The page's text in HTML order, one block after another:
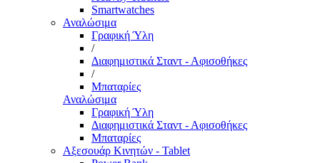
Smartwatches
Αναλώσιμα
Γραφική Ύλη
/
Διαφημιστικά Σταντ - Αφισοθήκες
/
Μπαταρίες
Αναλώσιμα
Γραφική Ύλη
Διαφημιστικά Σταντ - Αφισοθήκες
Μπαταρίες
Αξεσουάρ Κινητών - Tablet